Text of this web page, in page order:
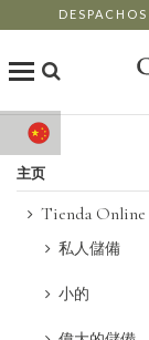
商店
我们的葡萄酒
Enotourism
餐厅
主页
Tienda Online
私人儲備
小的